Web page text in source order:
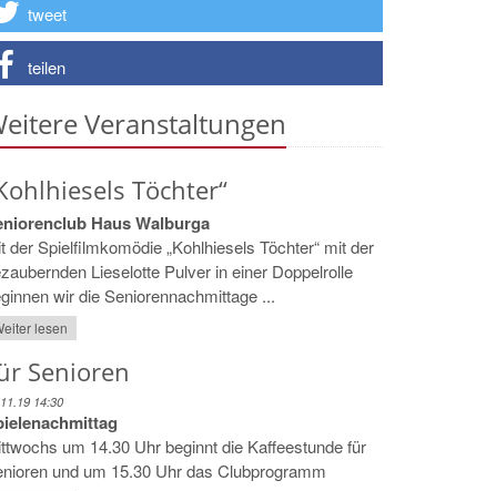
tweet
teilen
Veranstaltungen
Töchter“
Haus Walburga
der Spielfilmkomödie „Kohlhiesels Töchter“ mit der
Lieselotte Pulver in einer Doppelrolle
wir die Seniorennachmittage ...
lesen
Senioren
14:30
um 14.30 Uhr beginnt die Kaffeestunde für
und um 15.30 Uhr das Clubprogramm